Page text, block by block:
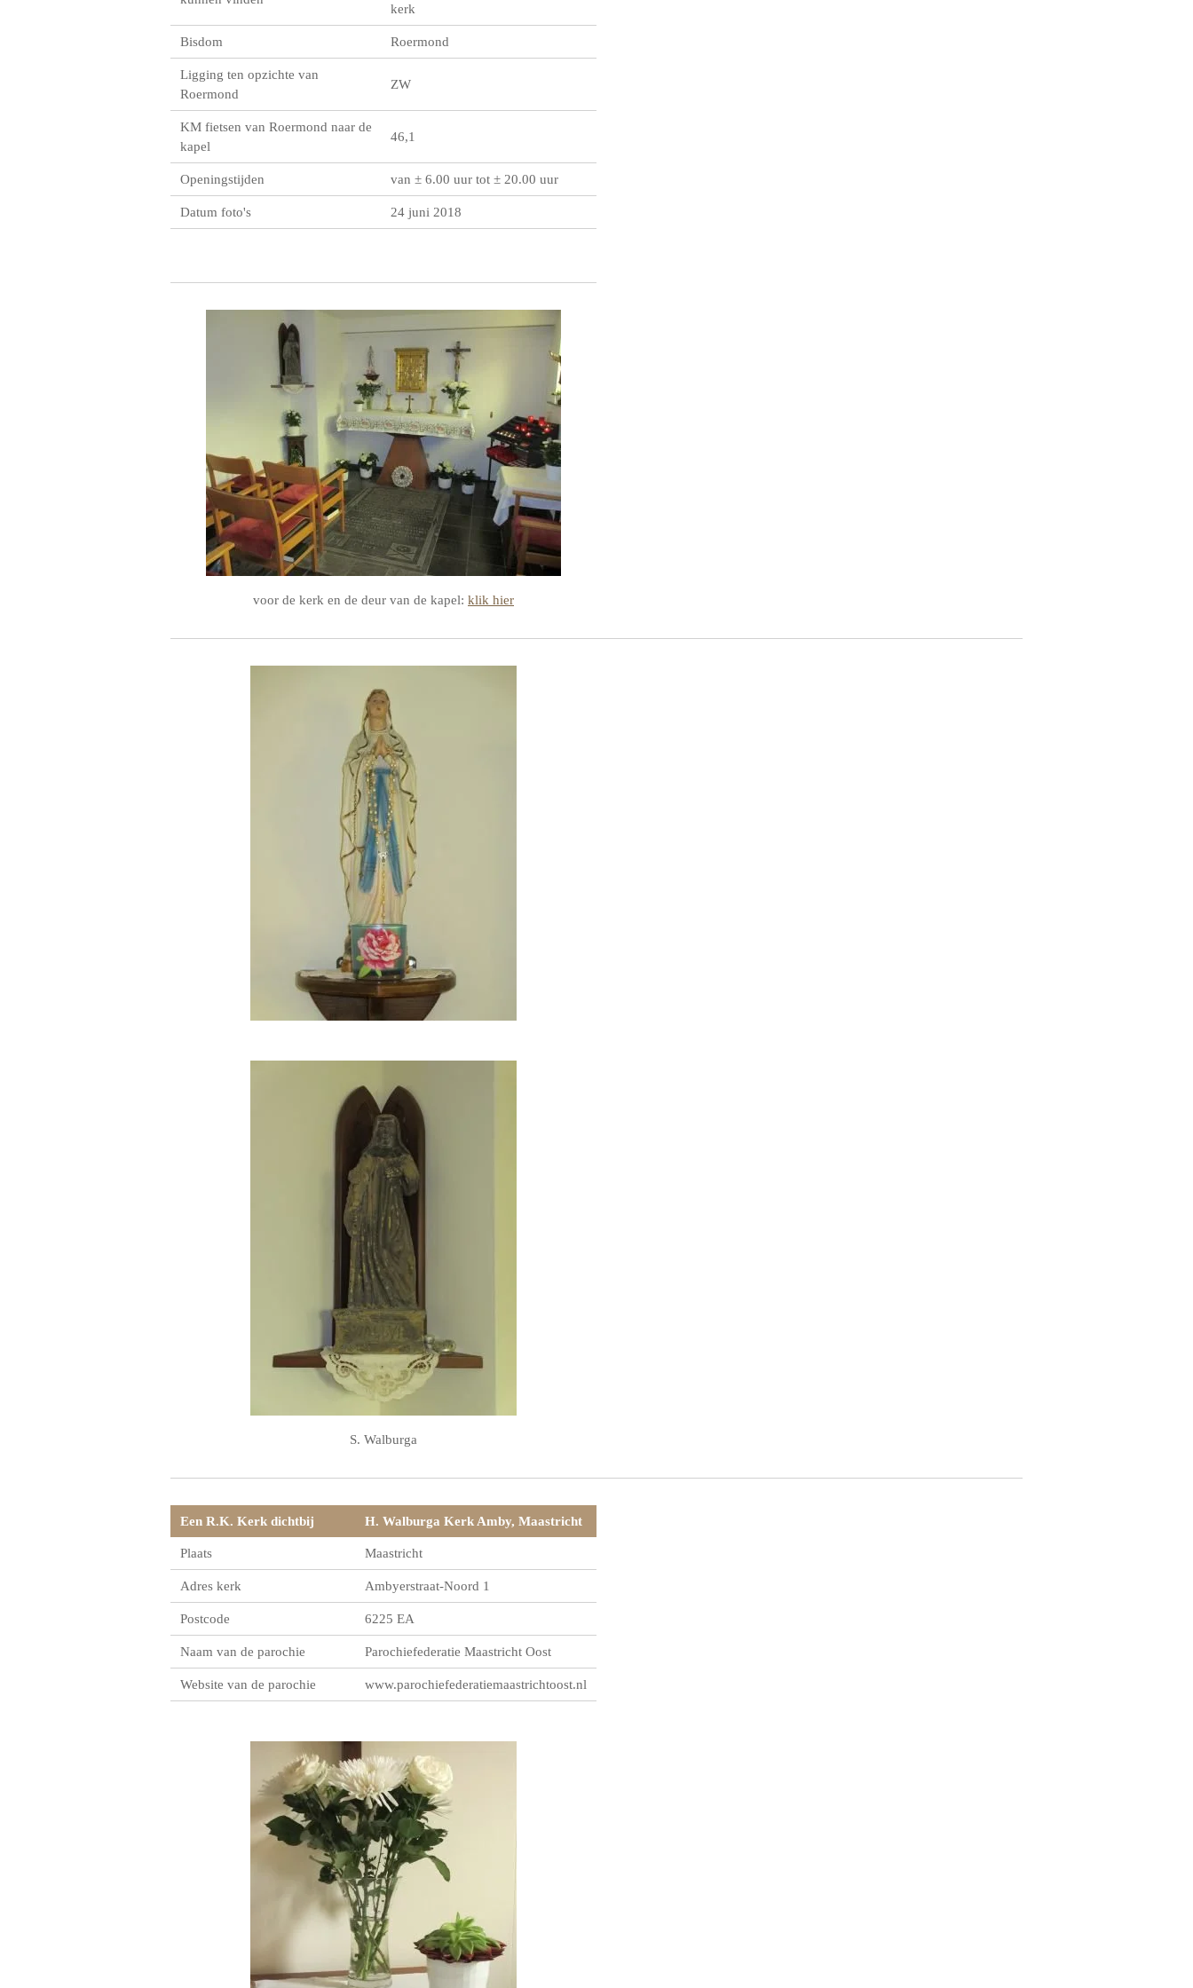
kerk
Bisdom Roermond
Ligging ten opzichte van
Roermond
ZW
KM fietsen van Roermond naar de
kapel
46,1
Openingstijden van ± 6.00 uur tot ± 20.00 uur
Datum foto's 24 juni 2018
voor de kerk en de deur van de kapel: klik hier
S. Walburga
Een R.K. Kerk dichtbij H. Walburga Kerk Amby, Maastricht
Plaats Maastricht
Adres kerk Ambyerstraat-Noord 1
Postcode 6225 EA
Naam van de parochie Parochiefederatie Maastricht Oost
Website van de parochie www.parochiefederatiemaastrichtoost.nl